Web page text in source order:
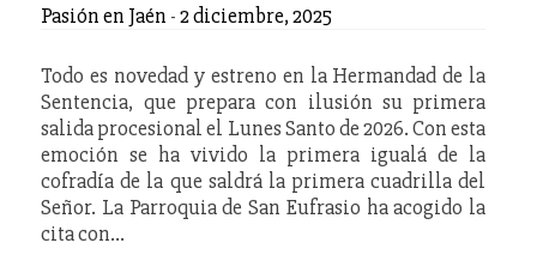
Pasión en Jaén -2 diciembre, 2025
Todo es novedad y estreno en la Hermandad de la
Sentencia, que prepara con ilusión su primera
salida procesional el Lunes Santo de 2026. Con esta
emoción se ha vivido la primera igualá de la
cofradía de la que saldrá la primera cuadrilla del
Señor. La Parroquia de San Eufrasio ha acogido la
cita con…